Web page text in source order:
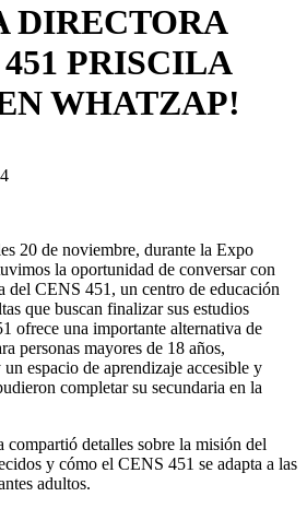
DIRECTORA
PRISCILA
WHATZAP!
20 de noviembre, durante la Expo
la oportunidad de conversar con
CENS 451, un centro de educación
que buscan finalizar sus estudios
ofrece una importante alternativa de
personas mayores de 18 años,
espacio de aprendizaje accesible y
completar su secundaria en la
compartió detalles sobre la misión del
y cómo el CENS 451 se adapta a las
adultos.